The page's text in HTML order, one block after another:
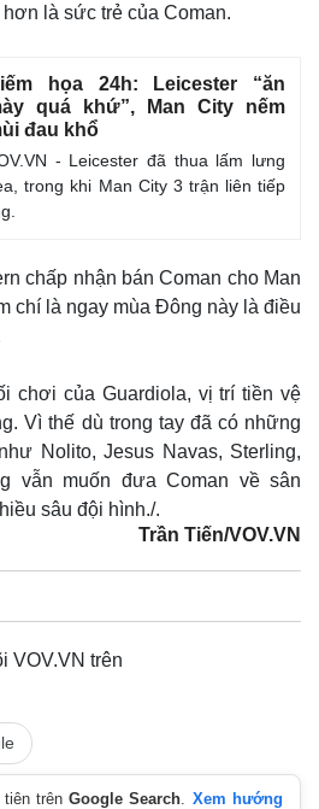
Multimedia
E-Magazine
Infographic
là sức trẻ của Coman.
họa 24h: Leicester “ăn
quá khứ”, Man City nếm
đau khổ
- Leicester đã thua lấm lưng
trong khi Man City 3 trận liên tiếp
chấp nhận bán Coman cho Man
chí là ngay mùa Đông này là điều
chơi của Guardiola, vị trí tiền vệ
Vì thế dù trong tay đã có những
Nolito, Jesus Navas, Sterling,
vẫn muốn đưa Coman về sân
sâu đội hình./.
Trần Tiến/VOV.VN
VOV.VN trên
tiên trênGoogle Search. Xem hướng